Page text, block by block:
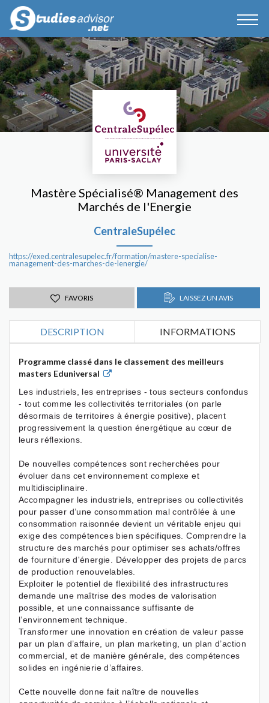
Mastère Spécialisé® Management des
Marchés de l'Energie
CentraleSupélec
https://exed.centralesupelec.fr/formation/mastere-specialise-
management-des-marches-de-lenergie/
FAVORIS LAISSEZ UN AVIS
DESCRIPTION INFORMATIONS
Programme classé dans le classement des meilleurs
masters Eduniversal
Les industriels, les entreprises - tous secteurs confondus
- tout comme les collectivités territoriales (on parle
désormais de territoires à énergie positive), placent
progressivement la question énergétique au cœur de
leurs réflexions.
De nouvelles compétences sont recherchées pour
évoluer dans cet environnement complexe et
multidisciplinaire.
Accompagner les industriels, entreprises ou collectivités
pour passer d’une consommation mal contrôlée à une
consommation raisonnée devient un véritable enjeu qui
exige des compétences bien spécifiques. Comprendre la
structure des marchés pour optimiser ses achats/offres
de fourniture d'énergie. Développer des projets de parcs
de production renouvelables.
Exploiter le potentiel de flexibilité des infrastructures
demande une maîtrise des modes de valorisation
possible, et une connaissance suffisante de
l’environnement technique.
Transformer une innovation en création de valeur passe
par un plan d’affaire, un plan marketing, un plan d’action
commercial, et de manière générale, des compétences
solides en ingénierie d’affaires.
Cette nouvelle donne fait naître de nouvelles